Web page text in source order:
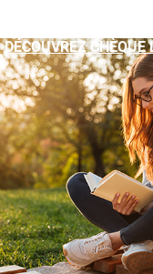
DÉCOUVREZ CHÈQUE